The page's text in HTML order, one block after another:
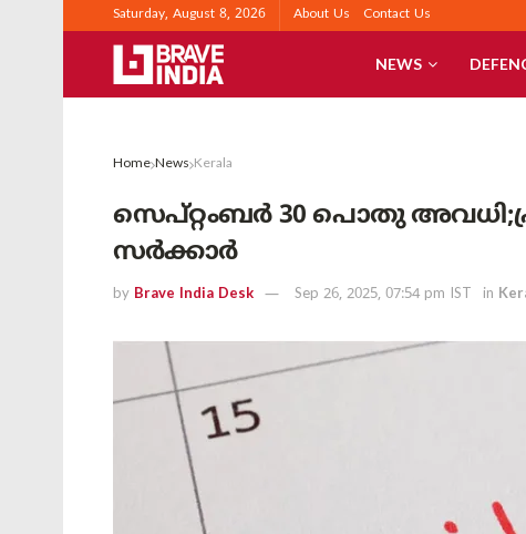
Saturday, August 8, 2026 About Us Contact Us
NEWS
Home News Kerala
സെപ്റ്റംബർ 30 പൊതു
സർക്കാർ
by Brave India Desk Sep 26, 2025, 07:54 pm IST in